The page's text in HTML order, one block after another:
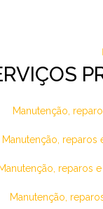
Manutenção,
Manutenção,
Manutenção, reparos
Manutenção,